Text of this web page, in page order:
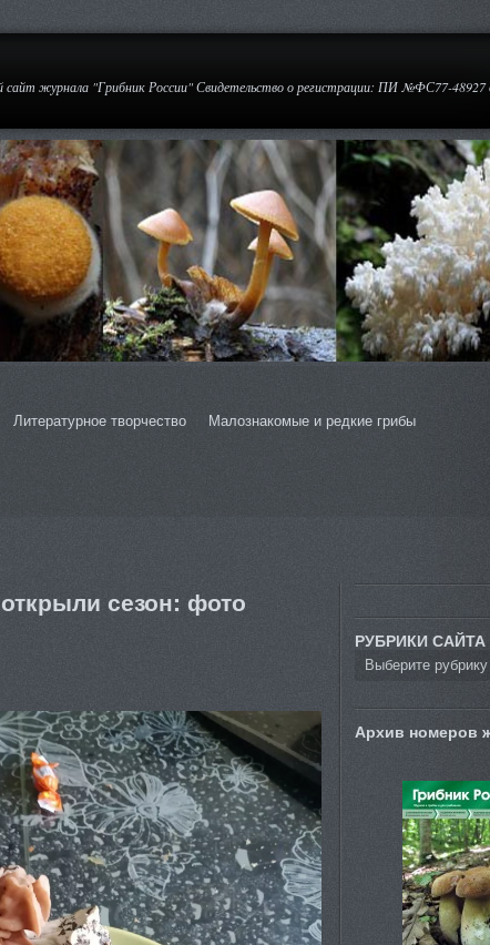
сайт журнала "Грибник России" Свидетельство о регистрации: ПИ №ФС77-48927
Литературное творчество
Малознакомые и редкие грибы
сезон: фото
РУБРИКИ САЙТА
Архив номеров